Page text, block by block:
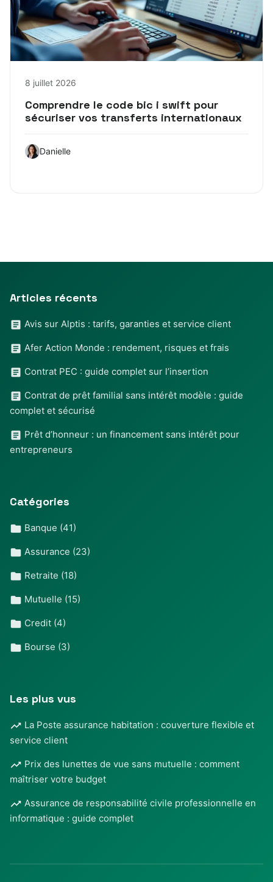
8 juillet 2026
Comprendre le code bic i swift pour
sécuriser vos transferts internationaux
Danielle
Articles récents
Avis sur Alptis : tarifs, garanties et service client
Afer Action Monde : rendement, risques et frais
Contrat PEC : guide complet sur l’insertion
Contrat de prêt familial sans intérêt modèle : guide
complet et sécurisé
Prêt d’honneur : un financement sans intérêt pour
entrepreneurs
Catégories
Banque (41)
Assurance (23)
Retraite (18)
Mutuelle (15)
Credit (4)
Bourse (3)
Les plus vus
La Poste assurance habitation : couverture flexible et
service client
Prix des lunettes de vue sans mutuelle : comment
maîtriser votre budget
Assurance de responsabilité civile professionnelle en
informatique : guide complet